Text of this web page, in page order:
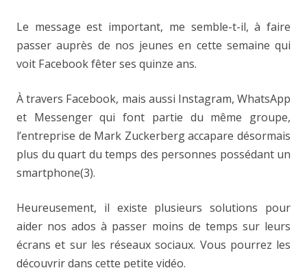
Le message est important, me semble-t-il, à faire
passer auprès de nos jeunes en cette semaine qui
voit Facebook fêter ses quinze ans.
À travers Facebook, mais aussi Instagram, WhatsApp
et Messenger qui font partie du même groupe,
l’entreprise de Mark Zuckerberg accapare désormais
plus du quart du temps des personnes possédant un
smartphone(3).
Heureusement, il existe plusieurs solutions pour
aider nos ados à passer moins de temps sur leurs
écrans et sur les réseaux sociaux. Vous pourrez les
découvrir dans cette petite vidéo.